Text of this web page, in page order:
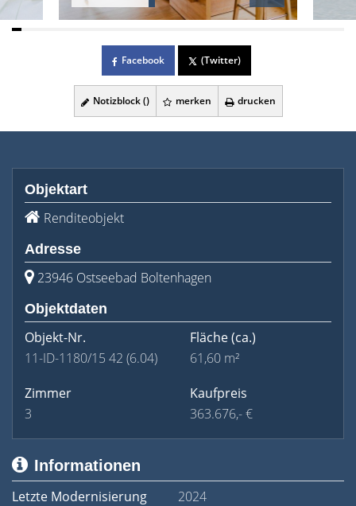
Facebook (Twitter)
Notizblock () merken drucken
Objektart
Renditeobjekt
Adresse
23946 Ostseebad Boltenhagen
Objektdaten
Objekt-Nr.
11-ID-1180/15 42 (6.04)
Fläche(ca.)
61,60 m²
Zimmer
3
Kaufpreis
363.676,- €
Informationen
Letzte Modernisierung
2024